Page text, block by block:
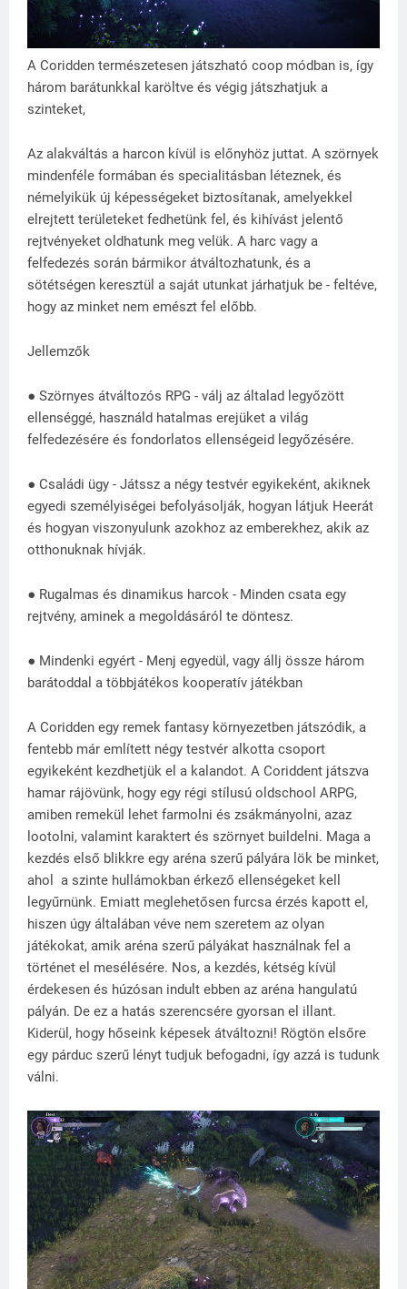
A Coridden természetesen játszható coop módban is, így
három barátunkkal karöltve és végig játszhatjuk a
szinteket,
Az alakváltás a harcon kívül is előnyhöz juttat. A szörnyek
mindenféle formában és specialitásban léteznek, és
némelyikük új képességeket biztosítanak, amelyekkel
elrejtett területeket fedhetünk fel, és kihívást jelentő
rejtvényeket oldhatunk meg velük. A harc vagy a
felfedezés során bármikor átváltozhatunk, és a
sötétségen keresztül a saját utunkat járhatjuk be - feltéve,
hogy az minket nem emészt fel előbb.
Jellemzők
● Szörnyes átváltozós RPG - válj az általad legyőzött
ellenséggé, használd hatalmas erejüket a világ
felfedezésére és fondorlatos ellenségeid legyőzésére.
● Családi ügy - Játssz a négy testvér egyikeként, akiknek
egyedi személyiségei befolyásolják, hogyan látjuk Heerát
és hogyan viszonyulunk azokhoz az emberekhez, akik az
otthonuknak hívják.
● Rugalmas és dinamikus harcok - Minden csata egy
rejtvény, aminek a megoldásáról te döntesz.
● Mindenki egyért - Menj egyedül, vagy állj össze három
barátoddal a többjátékos kooperatív játékban
A Coridden egy remek fantasy környezetben játszódik, a
fentebb már említett négy testvér alkotta csoport
egyikeként kezdhetjük el a kalandot. A Coriddent játszva
hamar rájövünk, hogy egy régi stílusú oldschool ARPG,
amiben remekül lehet farmolni és zsákmányolni, azaz
lootolni, valamint karaktert és szörnyet buildelni. Maga a
kezdés első blikkre egy aréna szerű pályára lök be minket,
ahol a szinte hullámokban érkező ellenségeket kell
legyűrnünk. Emiatt meglehetősen furcsa érzés kapott el,
hiszen úgy általában véve nem szeretem az olyan
játékokat, amik aréna szerű pályákat használnak fel a
történet el mesélésére. Nos, a kezdés, kétség kívül
érdekesen és húzósan indult ebben az aréna hangulatú
pályán. De ez a hatás szerencsére gyorsan el illant.
Kiderül, hogy hőseink képesek átváltozni! Rögtön elsőre
egy párduc szerű lényt tudjuk befogadni, így azzá is tudunk
válni.